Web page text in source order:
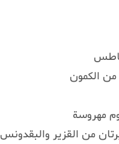
من الكمون
من القزير والبقدونس